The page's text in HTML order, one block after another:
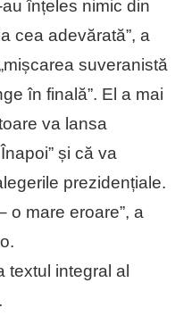
înțeles nimic din
cea adevărată”, a
suveranistă
în finală”. El a mai
va lansa
și că va
prezidențiale.
o mare eroare”, a
textul integral al